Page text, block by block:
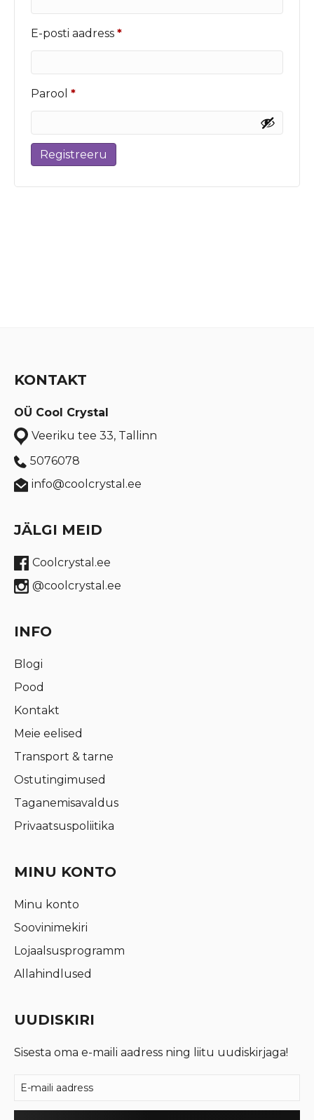
E-posti aadress *Nõutud
Parool *Nõutud
Registreeru
KONTAKT
OÜ Cool Crystal
Veeriku tee 33, Tallinn
5076078
info@coolcrystal.ee
JÄLGI MEID
Coolcrystal.ee
@coolcrystal.ee
INFO
Blogi
Pood
Kontakt
Meie eelised
Transport & tarne
Ostutingimused
Taganemisavaldus
Privaatsuspoliitika
MINU KONTO
Minu konto
Soovinimekiri
Lojaalsusprogramm
Allahindlused
UUDISKIRI
Sisesta oma e-maili aadress ning liitu uudiskirjaga!